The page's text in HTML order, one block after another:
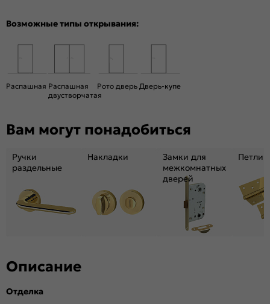
Конструкция двери:
Общий цвет:
Кромка:
Репродукция натуральных материалов
Уровень шумоизоляции:
Средний ( 26-31 дБ)
Подходит под двухстворчатый проём:
Да
Гарантия (лет):
1.6
Возможные типы открывания:
Распашная Распашная
двустворчатая
Рото дверь Дверь-купе
Вам могут понадобиться
Ручки
раздельные
Накладки
Замки для
межкомнатных
дверей
Петли
Описание
Отделка